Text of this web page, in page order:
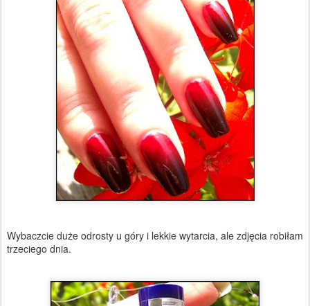
Wybaczcie duże odrosty u góry i lekkie wytarcia, ale zdjęcia robiłam
trzeciego dnia.